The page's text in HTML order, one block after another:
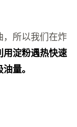
，所以我们在炸
用淀粉遇热快速
量。